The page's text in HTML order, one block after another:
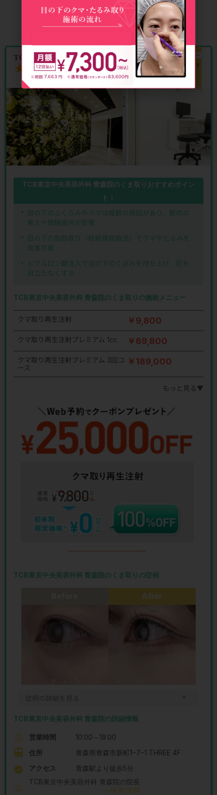
TCB東京中央美容外科 青森院
★★★★★
★★★★★4.8
TCB東京中央美容外科 青森院のくま取りおすすめポイン
ト！
目の下のふくらみやクマは複数の原因があり、筋肉の
衰えや眼精疲労が影響
目の下の脂肪取り（経結膜脱脂法）でクマやたるみを
改善可能
ヒアルロン酸注入で目の下のくぼみを持ち上げ、影を
目立たなくする
TCB東京中央美容外科 青森院のくま取りの施術メニュー
クマ取り再生注射 ￥9,800
クマ取り再生注射プレミアム 1cc ￥69,800
クマ取り再生注射プレミアム 3回コ
ース
￥189,000
もっと見る▼
TCB東京中央美容外科 青森院のくま取りの症例
After
＋
TCB東京中央美容外科 青森院の詳細情報
営業時間
10:00～19:00
住所
青森県青森市新町1−7−1 THREE 4F
アクセス
青森駅より徒歩5分
TCB東京中央美容外科 青森院の院長
小林 剛 医師